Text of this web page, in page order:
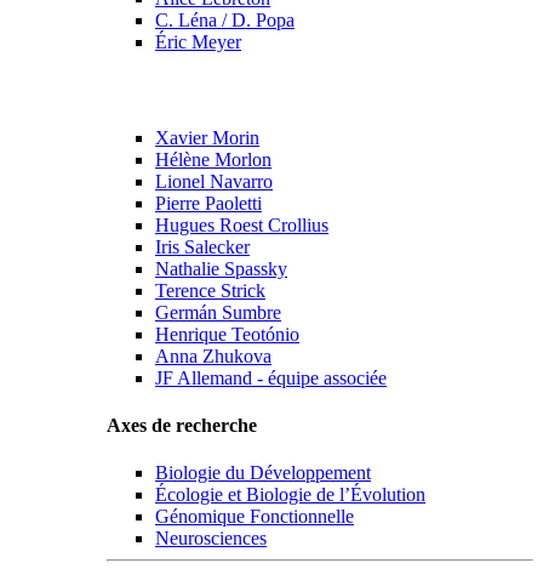
C. Léna / D. Popa
Éric Meyer
Xavier Morin
Hélène Morlon
Lionel Navarro
Pierre Paoletti
Hugues Roest Crollius
Iris Salecker
Nathalie Spassky
Terence Strick
Germán Sumbre
Henrique Teotónio
Anna Zhukova
JF Allemand - équipe associée
Axes de recherche
Biologie du Développement
Écologie et Biologie de l’Évolution
Génomique Fonctionnelle
Neurosciences